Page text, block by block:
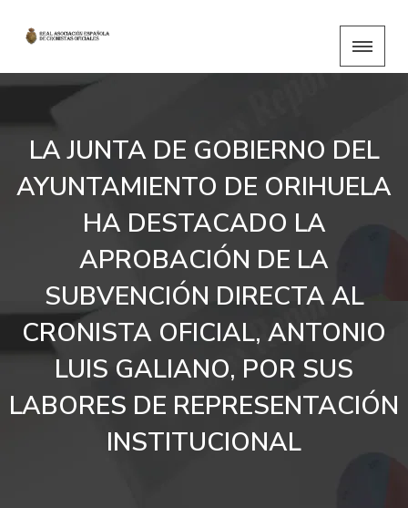
LA JUNTA DE GOBIERNO DEL
AYUNTAMIENTO DE ORIHUELA
HA DESTACADO LA
APROBACIÓN DE LA
SUBVENCIÓN DIRECTA AL
CRONISTA OFICIAL, ANTONIO
LUIS GALIANO, POR SUS
LABORES DE REPRESENTACIÓN
INSTITUCIONAL